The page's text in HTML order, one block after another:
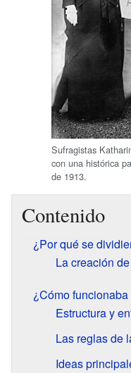
Sufragistas
con una histórica
de 1913.
Contenido
¿Por qué se
La creación
¿Cómo
Estructura y
Las reglas de
Ideas